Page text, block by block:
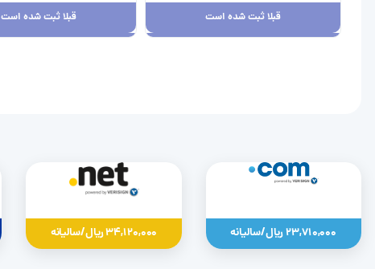
قبلا ثبت شده است
قبلا ثبت شده است
23,710,000 ریال/سالیانه 34,120,000 ریال/سالیانه